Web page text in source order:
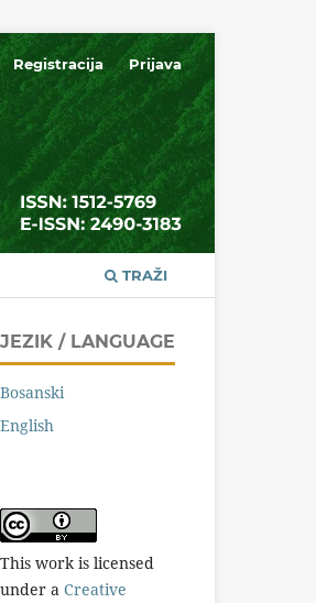
TRAŽI
Registracija Prijava
JEZIK / LANGUAGE
Bosanski
English
This work is licensed
under a Creative